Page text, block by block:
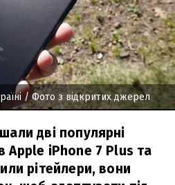
/ Фото з відкритих джерел
дві популярні
Apple iPhone 7 Plus та
рітейлери, вони